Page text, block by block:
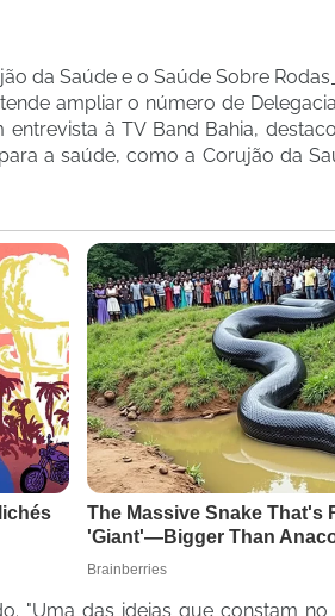
da Saúde e o Saúde Sobre Rodas_
ampliar o número de
à TV Band Bahia,
a saúde, como a Corujão da
"Uma das ideias que constam